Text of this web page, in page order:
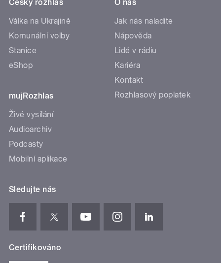
Český rozhlas
Válka na Ukrajině
Komunální volby
Stanice
eShop
mujRozhlas
Živé vysílání
Audioarchiv
Podcasty
Mobilní aplikace
O nás
Jak nás naladíte
Nápověda
Lidé v rádiu
Kariéra
Kontakt
Rozhlasový poplatek
Sledujte nás
Certifikováno